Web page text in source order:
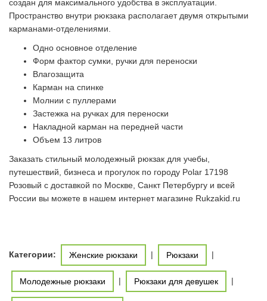
создан для максимального удобства в эксплуатации.
Пространство внутри рюкзака располагает двумя открытыми
карманами-отделениями.
Одно основное отделение
Форм фактор сумки, ручки для переноски
Влагозащита
Карман на спинке
Молнии с пуллерами
Застежка на ручках для переноски
Накладной карман на передней части
Объем 13 литров
Заказать стильный молодежный рюкзак для учебы,
путешествий, бизнеса и прогулок по городу Polar 17198
Розовый с доставкой по Москве, Санкт Петербургу и всей
России вы можете в нашем интернет магазине Rukzakid.ru
Категории: Женские рюкзаки | Рюкзаки |
Молодежные рюкзаки | Рюкзаки для девушек |